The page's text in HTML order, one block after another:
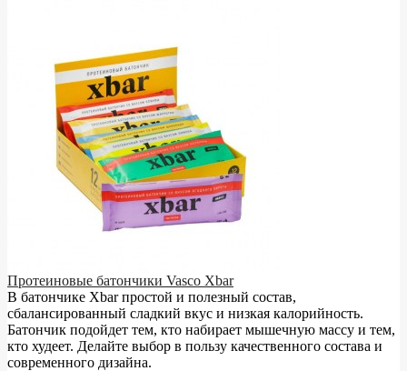
Протеиновые батончики Vasco Xbar
В батончике Xbar простой и полезный состав,
сбалансированный сладкий вкус и низкая калорийность.
Батончик подойдет тем, кто набирает мышечную массу и тем,
кто худеет. Делайте выбор в пользу качественного состава и
современного дизайна.